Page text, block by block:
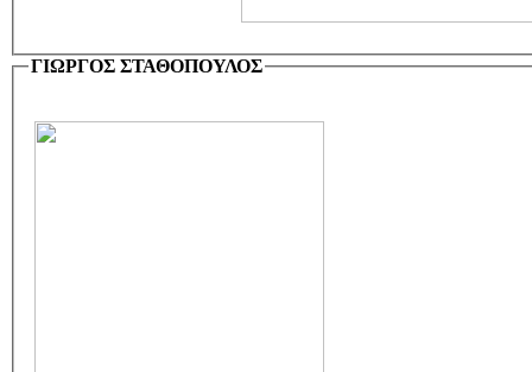
ΓΙΩΡΓΟΣ ΣΤΑΘΟΠΟΥΛΟΣ